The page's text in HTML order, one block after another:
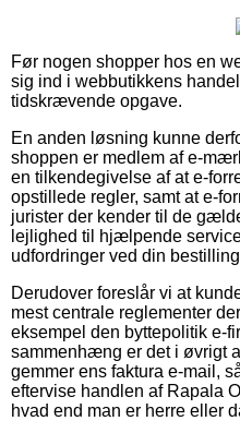
Før nogen shopper hos en
sig ind i webbutikkens
tidskrævende opgave.
En anden løsning kunne
shoppen er medlem af e-
en tilkendegivelse af at e-
opstillede regler, samt at e-
jurister der kender til de
lejlighed til hjælpende
udfordringer ved din
Derudover foreslår vi at
mest centrale reglementer
eksempel den byttepolitik e-
sammenhæng er det i øvrigt
gemmer ens faktura e-mail,
eftervise handlen af Rapala
hvad end man er herre eller